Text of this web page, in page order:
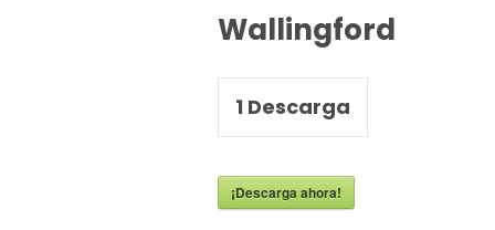
Wallingford
1 Descarga
¡Descarga ahora!